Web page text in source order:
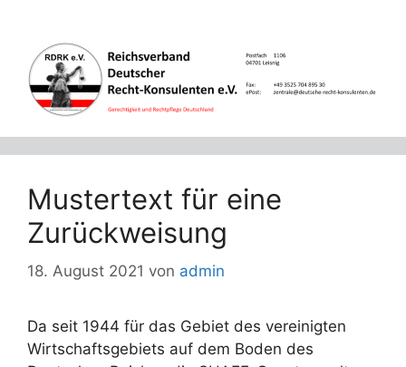
springen
Mustertext für eine
Zurückweisung
18. August 2021 von admin
Da seit 1944 für das Gebiet des vereinigten
Wirtschaftsgebiets auf dem Boden des